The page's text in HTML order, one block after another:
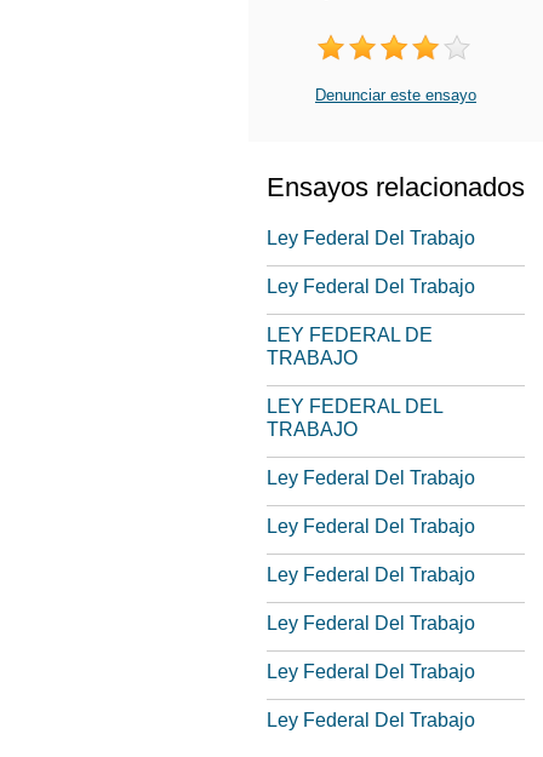
Denunciar este ensayo
Ensayos relacionados
Ley Federal Del Trabajo
Ley Federal Del Trabajo
LEY FEDERAL DE
TRABAJO
LEY FEDERAL DEL
TRABAJO
Ley Federal Del Trabajo
Ley Federal Del Trabajo
Ley Federal Del Trabajo
Ley Federal Del Trabajo
Ley Federal Del Trabajo
Ley Federal Del Trabajo